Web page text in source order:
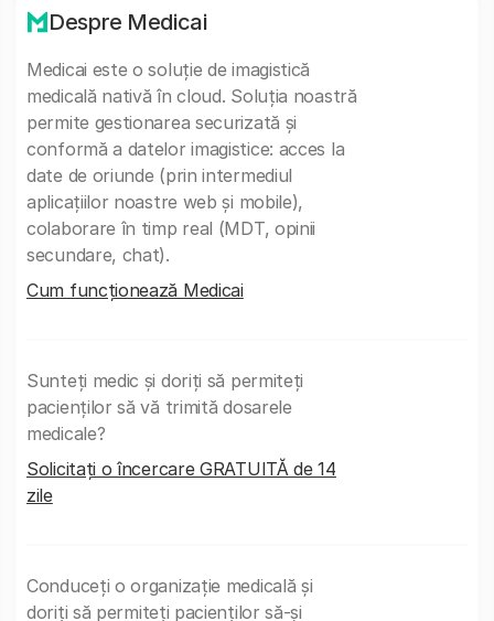
Despre Medicai
Medicai este o soluție de imagistică
medicală nativă în cloud. Soluția noastră
permite gestionarea securizată și
conformă a datelor imagistice: acces la
date de oriunde (prin intermediul
aplicațiilor noastre web și mobile),
colaborare în timp real (MDT, opinii
secundare, chat).
Cum funcționează Medicai
Sunteți medic și doriți să permiteți
pacienților să vă trimită dosarele
medicale?
Solicitați o încercare GRATUITĂ de 14
zile
Conduceți o organizație medicală și
doriți să permiteți pacienților să-și